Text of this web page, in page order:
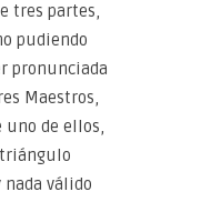
tres partes,
pudiendo
pronunciada
Maestros,
uno de ellos,
válido